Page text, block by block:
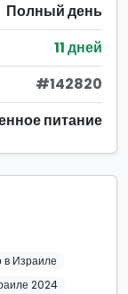
Полный день
11 дней
#142820
питание
в Израиле
2024